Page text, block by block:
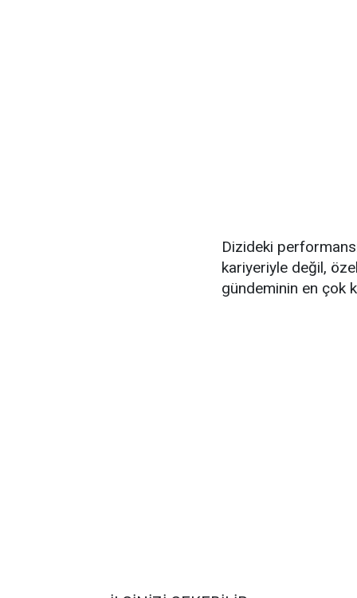
Dizideki
kariyeriyle değil,
gündeminin en çok